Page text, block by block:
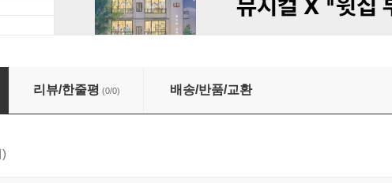
서)
리뷰/한줄평 (0/0) 배송/반품/교환